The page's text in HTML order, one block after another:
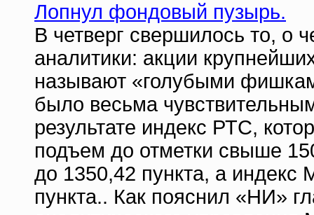
Лопнул фондовый пузырь.
В четверг свершилось то, о
аналитики: акции
называют «голубыми
было весьма
результате индекс РТС,
подъем до отметки свыше
до 1350,42 пункта, а
пункта.. Как пояснил «НИ»